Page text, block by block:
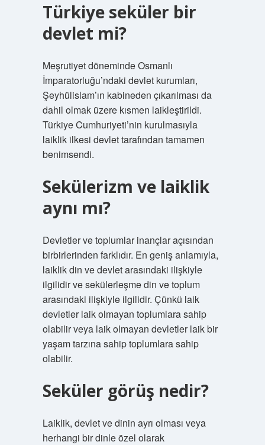
Türkiye seküler bir
devlet mi?
Meşrutiyet döneminde Osmanlı
İmparatorluğu’ndaki devlet kurumları,
Şeyhülislam’ın kabineden çıkarılması da
dahil olmak üzere kısmen laikleştirildi.
Türkiye Cumhuriyeti’nin kurulmasıyla
laiklik ilkesi devlet tarafından tamamen
benimsendi.
Sekülerizm ve laiklik
aynı mı?
Devletler ve toplumlar inançlar açısından
birbirlerinden farklıdır. En geniş anlamıyla,
laiklik din ve devlet arasındaki ilişkiyle
ilgilidir ve sekülerleşme din ve toplum
arasındaki ilişkiyle ilgilidir. Çünkü laik
devletler laik olmayan toplumlara sahip
olabilir veya laik olmayan devletler laik bir
yaşam tarzına sahip toplumlara sahip
olabilir.
Seküler görüş nedir?
Laiklik, devlet ve dinin ayrı olması veya
herhangi bir dinle özel olarak